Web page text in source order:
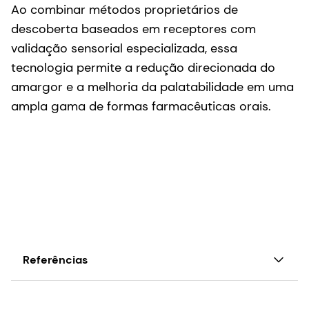
Ao combinar métodos proprietários de
descoberta baseados em receptores com
validação sensorial especializada, essa
tecnologia permite a redução direcionada do
amargor e a melhoria da palatabilidade em uma
ampla gama de formas farmacêuticas orais.
Referências